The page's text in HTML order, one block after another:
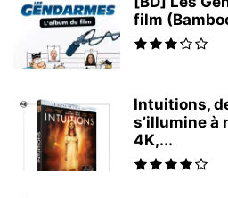
film
Intuitions,
s’illumine à
4K,...